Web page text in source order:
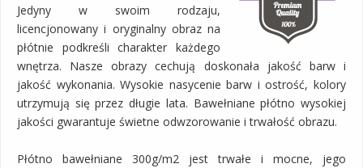
Jedyny w swoim rodzaju,
licencjonowany i oryginalny obraz na
płótnie podkreśli charakter każdego
wnętrza. Nasze obrazy cechują doskonała jakość barw i
jakość wykonania. Wysokie nasycenie barw i ostrość, kolory
utrzymują się przez długie lata. Bawełniane płótno wysokiej
jakości gwarantuje świetne odwzorowanie i trwałość obrazu.
Płótno bawełniane 300g/m2 jest trwałe i mocne, jego